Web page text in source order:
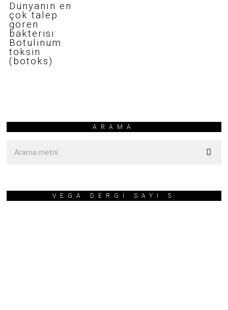
Dünyanın en
çok talep
gören
bakterisi:
Botulinum
toksin
(botoks)
ARAMA
VEGA DERGİ SAYI 5